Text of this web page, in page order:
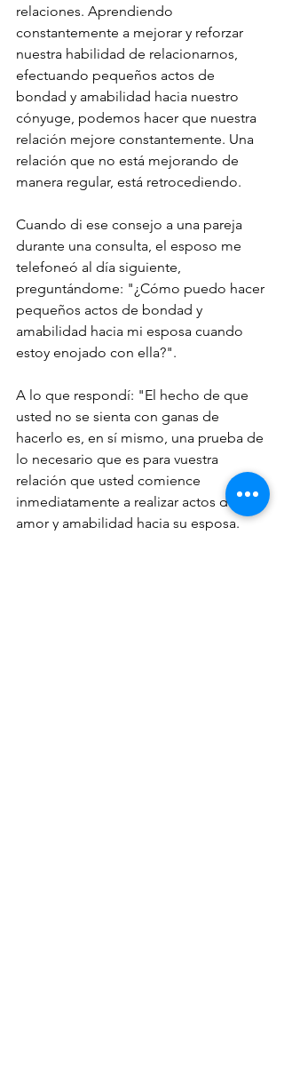
relaciones. Aprendiendo
constantemente a mejorar y reforzar
nuestra habilidad de relacionarnos,
efectuando pequeños actos de
bondad y amabilidad hacia nuestro
cónyuge, podemos hacer que nuestra
relación mejore constantemente. Una
relación que no está mejorando de
manera regular, está retrocediendo.
Cuando di ese consejo a una pareja
durante una consulta, el esposo me
telefoneó al día siguiente,
preguntándome: "¿Cómo puedo hacer
pequeños actos de bondad y
amabilidad hacia mi esposa cuando
estoy enojado con ella?".
A lo que respondí: "El hecho de que
usted no se sienta con ganas de
hacerlo es, en sí mismo, una prueba de
lo necesario que es para vuestra
relación que usted comience
inmediatamente a realizar actos de
amor y amabilidad hacia su esposa.